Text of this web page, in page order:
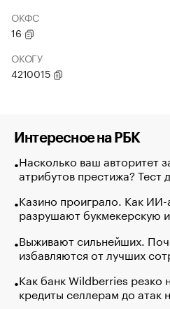
ОКФС
16
ОКОГУ
4210015
Интересное на РБК
Насколько ваш авторитет
атрибутов престижа? Тест
Казино проиграло. Как ИИ-
разрушают букмекерскую
Выживают сильнейших.
избавляются от лучших
Как банк Wildberries резко
кредиты селлерам до атак